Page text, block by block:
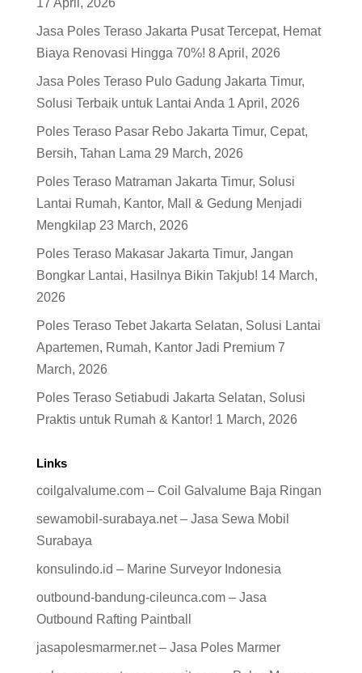
Jasa Poles Teraso Jakarta Pusat Tercepat, Hemat
Biaya Renovasi Hingga 70%! 8 April, 2026
Jasa Poles Teraso Pulo Gadung Jakarta Timur,
Solusi Terbaik untuk Lantai Anda 1 April, 2026
Poles Teraso Pasar Rebo Jakarta Timur, Cepat,
Bersih, Tahan Lama 29 March, 2026
Poles Teraso Matraman Jakarta Timur, Solusi
Lantai Rumah, Kantor, Mall & Gedung Menjadi
Mengkilap 23 March, 2026
Poles Teraso Makasar Jakarta Timur, Jangan
Bongkar Lantai, Hasilnya Bikin Takjub! 14 March,
2026
Poles Teraso Tebet Jakarta Selatan, Solusi Lantai
Apartemen, Rumah, Kantor Jadi Premium 7
March, 2026
Poles Teraso Setiabudi Jakarta Selatan, Solusi
Praktis untuk Rumah & Kantor! 1 March, 2026
Links
coilgalvalume.com – Coil Galvalume Baja Ringan
sewamobil-surabaya.net – Jasa Sewa Mobil
Surabaya
konsulindo.id – Marine Surveyor Indonesia
outbound-bandung-cileunca.com – Jasa
Outbound Rafting Paintball
jasapolesmarmer.net – Jasa Poles Marmer